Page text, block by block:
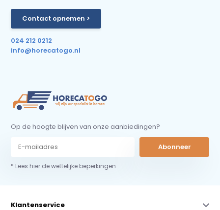
Contact opnemen >
024 212 0212
info@horecatogo.nl
Op de hoogte blijven van onze aanbiedingen?
Abonneer
* Lees hier de wettelijke beperkingen
Klantenservice